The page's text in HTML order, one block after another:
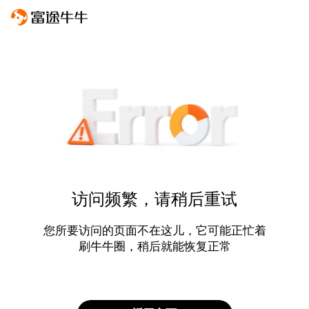
访问频繁，请稍后重试
您所要访问的页面不在这儿，它可能正忙着
刷牛牛圈，稍后就能恢复正常